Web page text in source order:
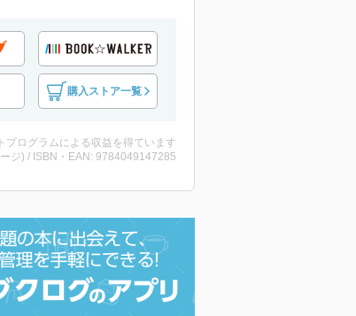
購入ストア一覧
プログラムによる収益を得ています
ジ) / ISBN・EAN: 9784049147285